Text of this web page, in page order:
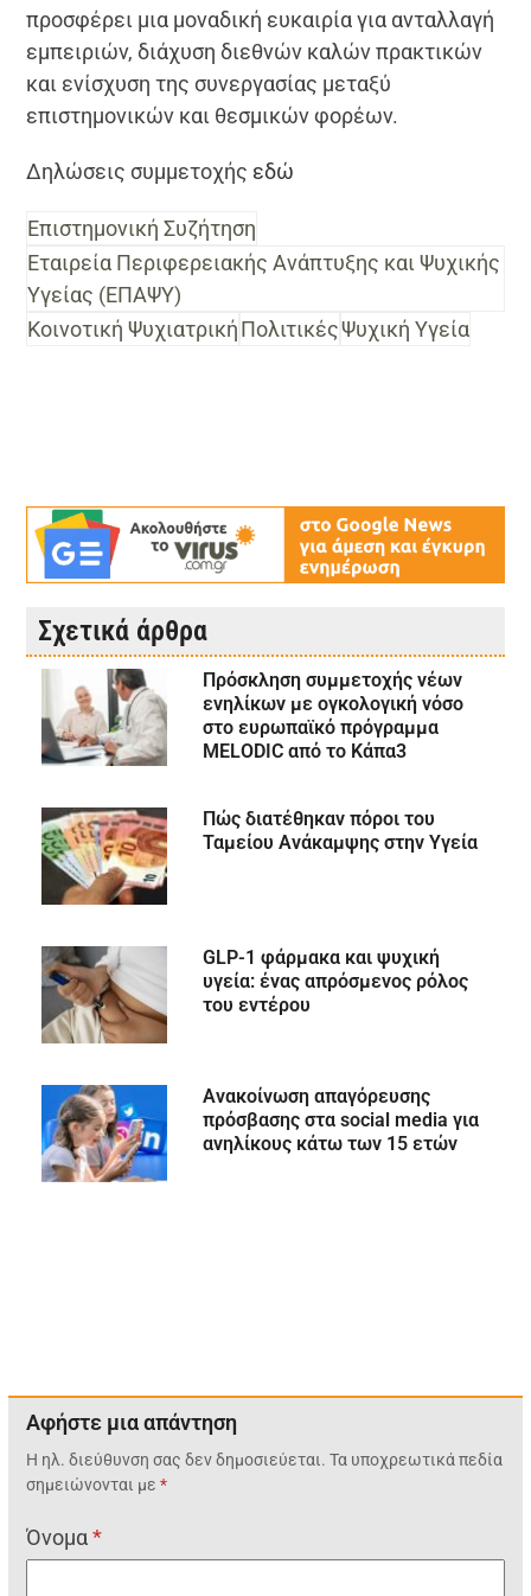
προσφέρει μια μοναδική ευκαιρία για ανταλλαγή
εμπειριών, διάχυση διεθνών καλών πρακτικών
και ενίσχυση της συνεργασίας μεταξύ
επιστημονικών και θεσμικών φορέων.
Δηλώσεις συμμετοχής εδώ
Επιστημονική Συζήτηση
Εταιρεία Περιφερειακής Ανάπτυξης και Ψυχικής
Υγείας (ΕΠΑΨΥ)
Κοινοτική ΨυχιατρικήΠολιτικέςΨυχική Υγεία
Σχετικά άρθρα
Πρόσκληση συμμετοχής νέων
ενηλίκων με ογκολογική νόσο
στο ευρωπαϊκό πρόγραμμα
MELODIC από το Κάπα3
Πώς διατέθηκαν πόροι του
Ταμείου Ανάκαμψης στην Υγεία
GLP-1 φάρμακα και ψυχική
υγεία: ένας απρόσμενος ρόλος
του εντέρου
Ανακοίνωση απαγόρευσης
πρόσβασης στα social media για
ανηλίκους κάτω των 15 ετών
Αφήστε μια απάντηση
Η ηλ. διεύθυνση σας δεν δημοσιεύεται. Τα υποχρεωτικά πεδία
σημειώνονται με*
Όνομα*